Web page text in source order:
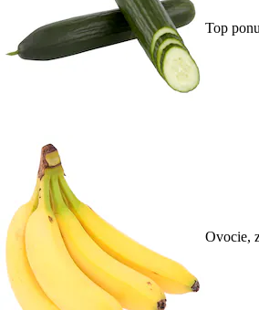
Top
Ovocie,